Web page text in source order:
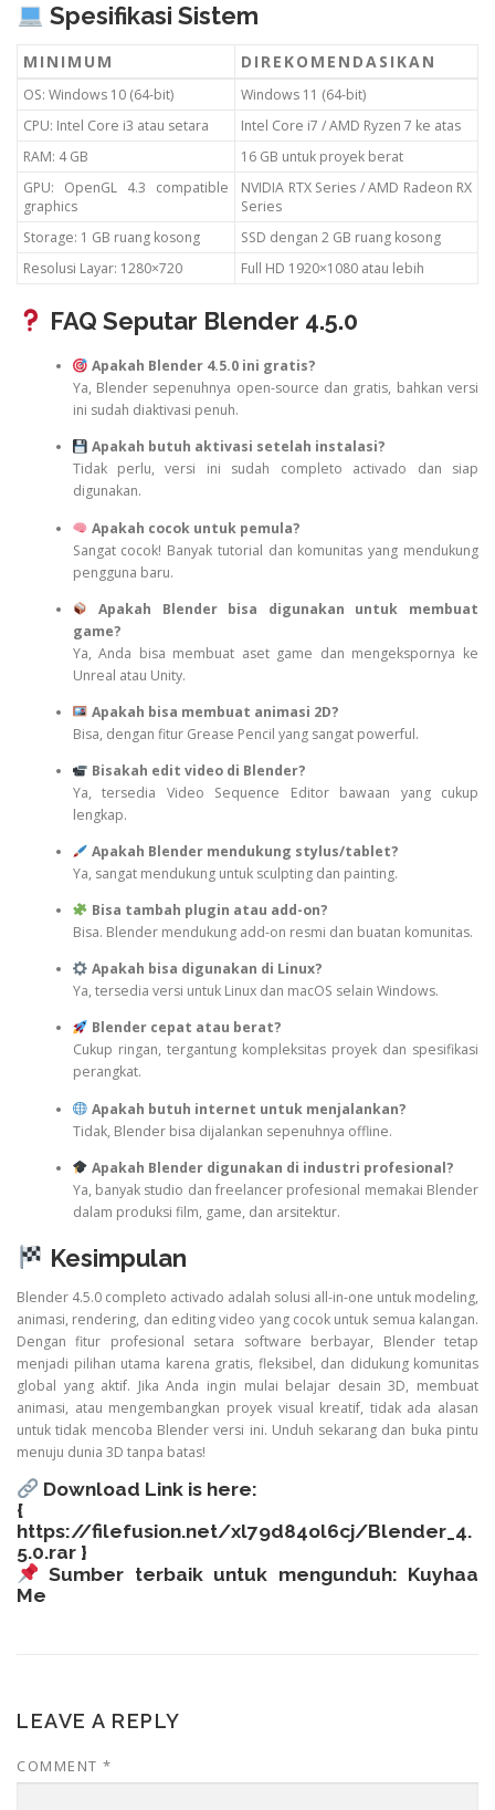
Spesifikasi Sistem
MINIMUM DIREKOMENDASIKAN
OS: Windows 10 (64-bit)
Windows 11 (64-bit)
CPU: Intel Core i3 atau setara
Intel Core i7 / AMD Ryzen 7 ke atas
RAM: 4 GB
16 GB untuk proyek berat
GPU: OpenGL 4.3 compatible
graphics
NVIDIA RTX Series / AMD Radeon RX
Series
Storage: 1 GB ruang kosong
SSD dengan 2 GB ruang kosong
Resolusi Layar: 1280×720
Full HD 1920×1080 atau lebih
FAQ Seputar Blender 4.5.0
Apakah Blender 4.5.0 ini gratis?
Ya, Blender sepenuhnya open-source dan gratis, bahkan versi
ini sudah diaktivasi penuh.
Apakah butuh aktivasi setelah instalasi?
Tidak perlu, versi ini sudah completo activado dan siap
digunakan.
Apakah cocok untuk pemula?
Sangat cocok! Banyak tutorial dan komunitas yang mendukung
pengguna baru.
Apakah Blender bisa digunakan untuk membuat
game?
Ya, Anda bisa membuat aset game dan mengekspornya ke
Unreal atau Unity.
Apakah bisa membuat animasi 2D?
Bisa, dengan fitur Grease Pencil yang sangat powerful.
Bisakah edit video di Blender?
Ya, tersedia Video Sequence Editor bawaan yang cukup
lengkap.
Apakah Blender mendukung stylus/tablet?
Ya, sangat mendukung untuk sculpting dan painting.
Bisa tambah plugin atau add-on?
Bisa. Blender mendukung add-on resmi dan buatan komunitas.
Apakah bisa digunakan di Linux?
Ya, tersedia versi untuk Linux dan macOS selain Windows.
Blender cepat atau berat?
Cukup ringan, tergantung kompleksitas proyek dan spesifikasi
perangkat.
Apakah butuh internet untuk menjalankan?
Tidak, Blender bisa dijalankan sepenuhnya offline.
Apakah Blender digunakan di industri profesional?
Ya, banyak studio dan freelancer profesional memakai Blender
dalam produksi film, game, dan arsitektur.
Kesimpulan
Blender 4.5.0 completo activado adalah solusi all-in-one untuk modeling,
animasi, rendering, dan editing video yang cocok untuk semua kalangan.
Dengan fitur profesional setara software berbayar, Blender tetap
menjadi pilihan utama karena gratis, fleksibel, dan didukung komunitas
global yang aktif. Jika Anda ingin mulai belajar desain 3D, membuat
animasi, atau mengembangkan proyek visual kreatif, tidak ada alasan
untuk tidak mencoba Blender versi ini. Unduh sekarang dan buka pintu
menuju dunia 3D tanpa batas!
Download Link is here:
{
https://filefusion.net/xl79d84ol6cj/Blender_4.
5.0.rar }
Sumber terbaik untuk mengunduh: Kuyhaa
Me
LEAVE A REPLY
COMMENT *